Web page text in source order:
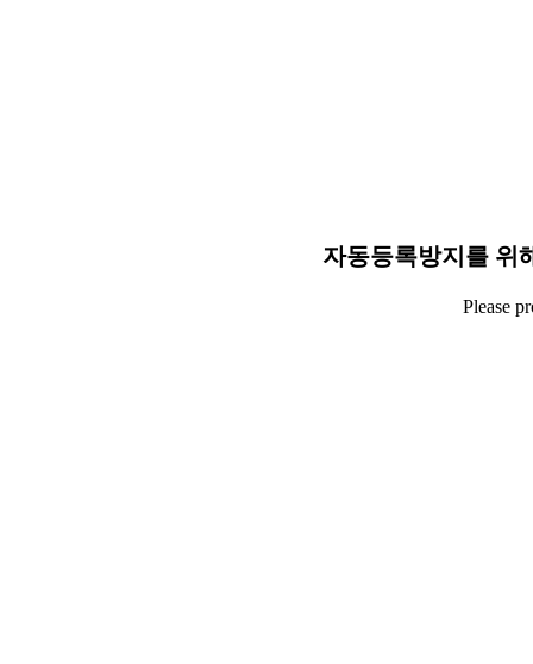
자동등록방지를 위
Please